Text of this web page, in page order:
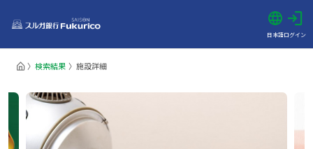
日本語ログイン
検索結果 施設詳細